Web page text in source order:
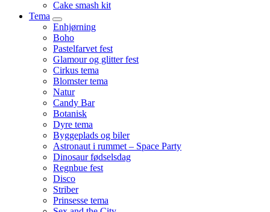
Cake smash kit
Tema
Enhjørning
Boho
Pastelfarvet fest
Glamour og glitter fest
Cirkus tema
Blomster tema
Natur
Candy Bar
Botanisk
Dyre tema
Byggeplads og biler
Astronaut i rummet – Space Party
Dinosaur fødselsdag
Regnbue fest
Disco
Striber
Prinsesse tema